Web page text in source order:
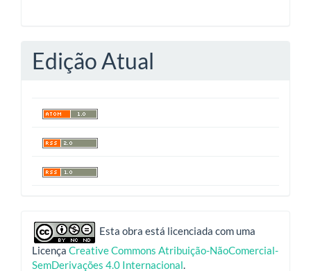
Edição Atual
indexadoresEsta obra está licenciada com uma
Licença Creative Commons Atribuição-NãoComercial-
SemDerivações 4.0 Internacional.